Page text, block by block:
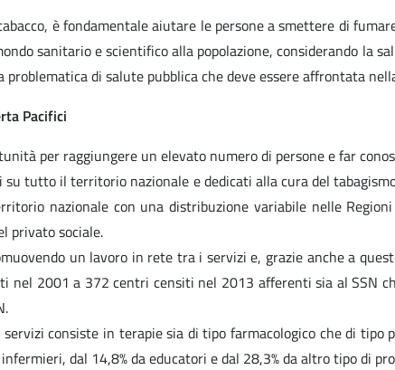
è fondamentale aiutare le persone a smettere di
sanitario e scientifico alla popolazione, considerando la
di salute pubblica che deve essere affrontata
Pacifici
per raggiungere un elevato numero di persone e far
tutto il territorio nazionale e dedicati alla cura del
nazionale con una distribuzione variabile nelle
privato sociale.
un lavoro in rete tra i servizi e, grazie anche a
nel 2001 a 372 centri censiti nel 2013 afferenti sia al SSN
consiste in terapie sia di tipo farmacologico che di
dal 14,8% da educatori e dal 28,3% da altro tipo di